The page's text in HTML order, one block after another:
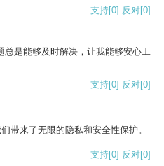
支持[0] 反对[0]
总是能够及时解决，让我能够安心工
支持[0] 反对[0]
带来了无限的隐私和安全性保护。
支持[0] 反对[0]